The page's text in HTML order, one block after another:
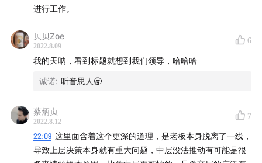
本节目由@声动活泼制作播出
【加入听友群】
如果你喜欢这档节目并想和我们深度交流、结识其他志同
道合的朋友，欢迎加入我们的听友群。请添加小助手
“feishuokr”，并备注你的姓名和公司，小助手会拉你进
哪些人不适合当管理者？
- 关注更小更细更专更深的地方
- 还要看就这个人他自己的这个业务是否专精
错误的管理？
进行工作。
贝贝Zoe
2022.8.09
6
我的天呐，看到标题就想到我们领导，哈哈哈
诚诺: 听音思人🥱
蔡炳贞
2022.8.12
7
22:09 这里面含着这个更深的道理，是老板本身脱离了一线，
导致上层决策本身就有重大问题，中层没法推动有可能是很